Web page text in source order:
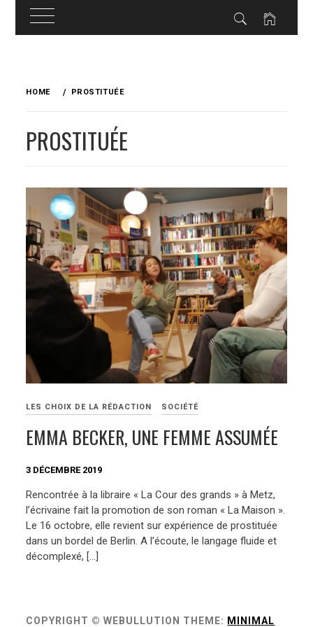
HOME PROSTITUÉE
PROSTITUÉE
LES CHOIX DE LA RÉDACTION SOCIÉTÉ
EMMA BECKER, UNE FEMME ASSUMÉE
3 DÉCEMBRE 2019
Rencontrée à la libraire « La Cour des grands » à Metz,
l’écrivaine fait la promotion de son roman « La Maison ».
Le 16 octobre, elle revient sur expérience de prostituée
dans un bordel de Berlin. A l’écoute, le langage fluide et
décomplexé, […]
COPYRIGHT © WEBULLUTION THEME: MINIMAL